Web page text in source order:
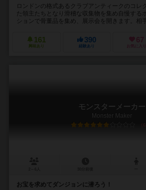
ロンドンの格式あるクラブアンティークのコレ
た領主たちとなり滑稽な収集物を集め自慢する
ションで骨董品を集め、展示会を開きます。相手
161
興味あり
390
経験あり
67
お気に入り
モンスターメーカー
Monster Maker
お宝を求めてダンジョンに潜ろう！